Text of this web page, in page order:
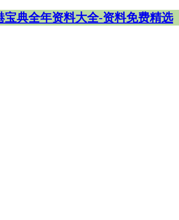
宝典全年资料大全-资料免费精选